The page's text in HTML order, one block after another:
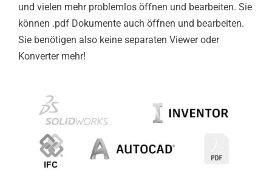
und vielen mehr problemlos öffnen und bearbeiten. Sie
können .pdf Dokumente auch öffnen und bearbeiten.
Sie benötigen also keine separaten Viewer oder
Konverter mehr!